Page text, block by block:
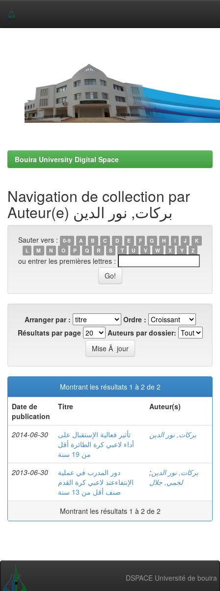
Bouira University Digital Space
Navigation de collection par
Auteur(e) بركات, نور الدين
Sauter vers : 0-9 A B C D E F G H I J
K
L
M N O P Q R S T U V W X Y Z
ou entrer les premières lettres :
Arranger par :
Ordre :
Résultats par page
Auteurs par dossier:
Montrant les résultats 1 à 2 de 2
Date de
publication
Titre Auteur(s)
2014-06-30
تأثير فعالية الإستقبال على
أداء لاعبي كرة الطائرة أقل
من 19 سنة
بركات, نور الدين
2013-06-30
دور المدرب في عملية
الإنتفاءعند لاعبي كرة القدم
صنف أقل من 13 سنة
بركات, نور الدين;
لخمي, جلال
Montrant les résultats 1 à 2 de 2
DSPACE Université de bouira